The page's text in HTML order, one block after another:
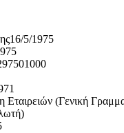
16/5/1975
Εταιρειών (Γενική